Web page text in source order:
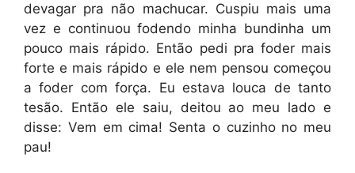
devagar pra não machucar. Cuspiu mais uma
vez e continuou fodendo minha bundinha um
pouco mais rápido. Então pedi pra foder mais
forte e mais rápido e ele nem pensou começou
a foder com força. Eu estava louca de tanto
tesão. Então ele saiu, deitou ao meu lado e
disse: Vem em cima! Senta o cuzinho no meu
pau!